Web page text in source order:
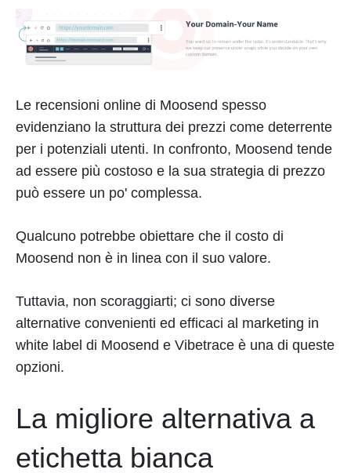
Le recensioni online di Moosend spesso
evidenziano la struttura dei prezzi come deterrente
per i potenziali utenti. In confronto, Moosend tende
ad essere più costoso e la sua strategia di prezzo
può essere un po' complessa.
Qualcuno potrebbe obiettare che il costo di
Moosend non è in linea con il suo valore.
Tuttavia, non scoraggiarti; ci sono diverse
alternative convenienti ed efficaci al marketing in
white label di Moosend e Vibetrace è una di queste
opzioni.
La migliore alternativa a
etichetta bianca